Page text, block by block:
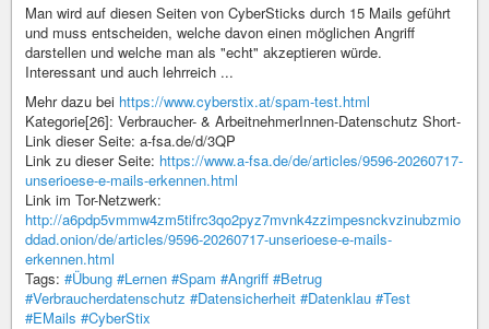
Man wird auf diesen Seiten von CyberSticks durch 15 Mails geführt
und muss entscheiden, welche davon einen möglichen Angriff
darstellen und welche man als "echt" akzeptieren würde.
Interessant und auch lehrreich ...
Mehr dazu bei https://www.cyberstix.at/spam-test.html
Kategorie[26]: Verbraucher- & ArbeitnehmerInnen-Datenschutz Short-
Link dieser Seite: a-fsa.de/d/3QP
Link zu dieser Seite: https://www.a-fsa.de/de/articles/9596-20260717-
unserioese-e-mails-erkennen.html
Link im Tor-Netzwerk:
http://a6pdp5vmmw4zm5tifrc3qo2pyz7mvnk4zzimpesnckvzinubzmio
ddad.onion/de/articles/9596-20260717-unserioese-e-mails-
erkennen.html
Tags: #Übung #Lernen #Spam #Angriff #Betrug
#Verbraucherdatenschutz #Datensicherheit #Datenklau #Test
#EMails #CyberStix